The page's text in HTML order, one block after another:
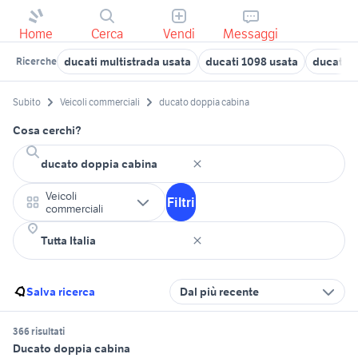
Home Cerca Vendi Messaggi
Ricerche ducati multistrada usata ducati 1098 usata ducati
Subito Veicoli commerciali ducato doppia cabina
Cosa cerchi?
Veicoli
commerciali
Filtri
Salva ricerca Dal più recente
366 risultati
Ducato doppia cabina